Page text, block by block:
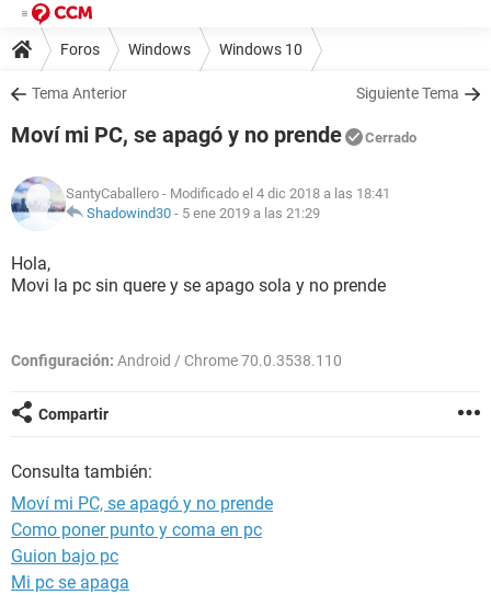
Foros Windows Windows 10
Tema Anterior Siguiente Tema
Moví mi PC, se apagó y no prende Cerrado
SantyCaballero - Modificado el 4 dic 2018 a las 18:41
Shadowind30 - 5 ene 2019 a las 21:29
Hola,
Movi la pc sin quere y se apago sola y no prende
Configuración: Android / Chrome 70.0.3538.110
Compartir
Consulta también:
Moví mi PC, se apagó y no prende
Como poner punto y coma en pc
Guion bajo pc
Mi pc se apaga